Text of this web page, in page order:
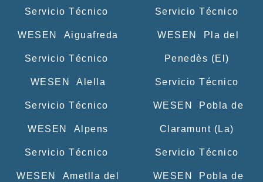
Servicio Técnico
WESEN Aiguafreda
Servicio Técnico
WESEN Alella
Servicio Técnico
WESEN Alpens
Servicio Técnico
WESEN Ametlla del
Servicio Técnico
WESEN Pla del
Penedès (El)
Servicio Técnico
WESEN Pobla de
Claramunt (La)
Servicio Técnico
WESEN Pobla de